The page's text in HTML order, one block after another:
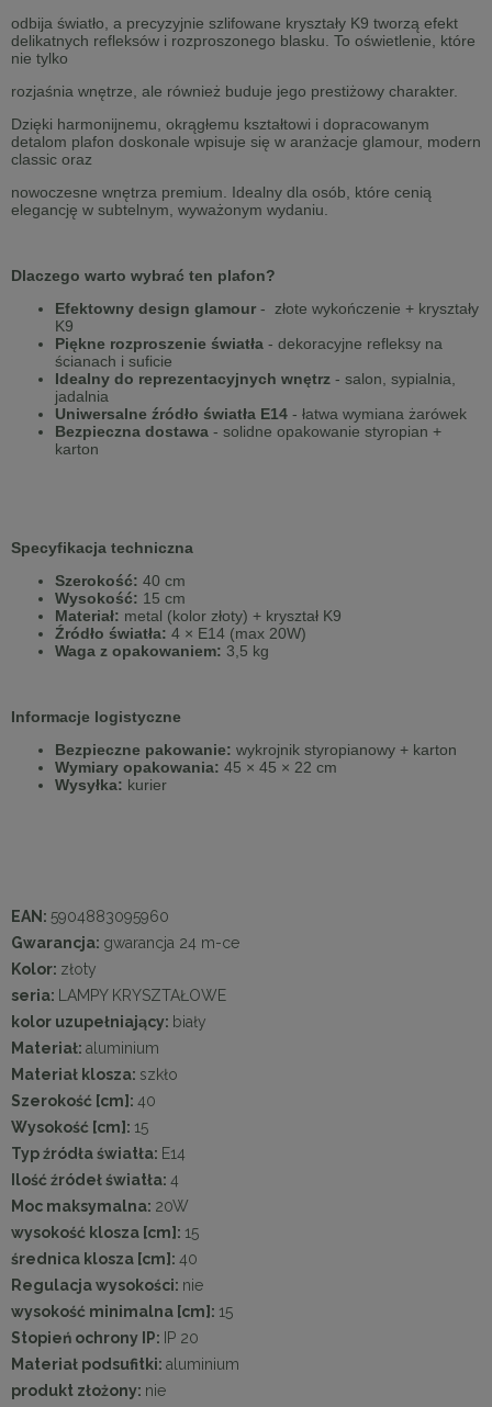
odbija światło, a precyzyjnie szlifowane kryształy K9 tworzą efekt
delikatnych refleksów i rozproszonego blasku. To oświetlenie, które
nie tylko
rozjaśnia wnętrze, ale również buduje jego prestiżowy charakter.
Dzięki harmonijnemu, okrągłemu kształtowi i dopracowanym
detalom plafon doskonale wpisuje się w aranżacje glamour, modern
classic oraz
nowoczesne wnętrza premium. Idealny dla osób, które cenią
elegancję w subtelnym, wyważonym wydaniu.
Dlaczego warto wybrać ten plafon?
Efektowny design glamour - złote wykończenie + kryształy
K9
Piękne rozproszenie światła - dekoracyjne refleksy na
ścianach i suficie
Idealny do reprezentacyjnych wnętrz - salon, sypialnia,
jadalnia
Uniwersalne źródło światła E14 - łatwa wymiana żarówek
Bezpieczna dostawa - solidne opakowanie styropian +
karton
Specyfikacja techniczna
Szerokość: 40 cm
Wysokość: 15 cm
Materiał: metal (kolor złoty) + kryształ K9
Źródło światła: 4 × E14 (max 20W)
Waga z opakowaniem: 3,5 kg
Informacje logistyczne
Bezpieczne pakowanie: wykrojnik styropianowy + karton
Wymiary opakowania: 45 × 45 × 22 cm
Wysyłka: kurier
EAN: 5904883095960
Gwarancja: gwarancja 24 m-ce
Kolor: złoty
seria: LAMPY KRYSZTAŁOWE
kolor uzupełniający: biały
Materiał: aluminium
Materiał klosza: szkło
Szerokość [cm]: 40
Wysokość [cm]: 15
Typ źródła światła: E14
Ilość źródeł światła: 4
Moc maksymalna: 20W
wysokość klosza [cm]: 15
średnica klosza [cm]: 40
Regulacja wysokości: nie
wysokość minimalna [cm]: 15
Stopień ochrony IP: IP 20
Materiał podsufitki: aluminium
produkt złożony: nie